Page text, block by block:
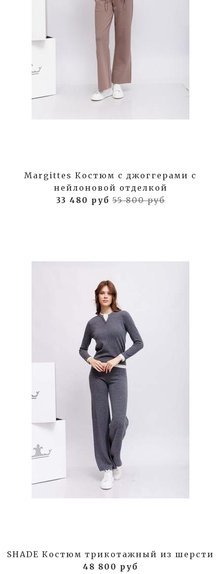
Margittes Костюм с джоггерами с
нейлоновой отделкой
33 480 руб55 800 руб
SHADE Костюм трикотажный из шерсти
48 800 руб